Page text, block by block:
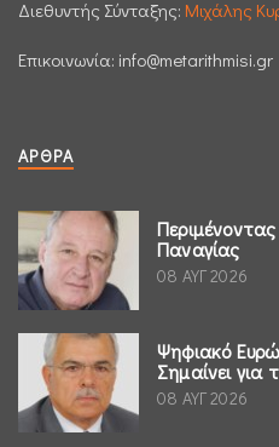
Διεθυντής Σύνταξης: Μιχάλης
Επικοινωνία: info@metarithmisi.gr
ΆΡΘΡΑ
Παναγίας
08 ΑΥΓ 2026
Ψηφιακό
Σημαίνει για
08 ΑΥΓ 2026